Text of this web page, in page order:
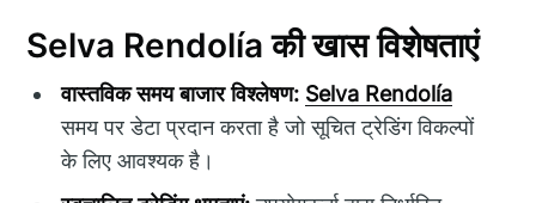
Selva Rendolía की खास विशेषताएं
वास्तविक समय बाजार विश्लेषण: Selva Rendolía
समय पर डेटा प्रदान करता है जो सूचित ट्रेडिंग विकल्पों
के लिए आवश्यक है।